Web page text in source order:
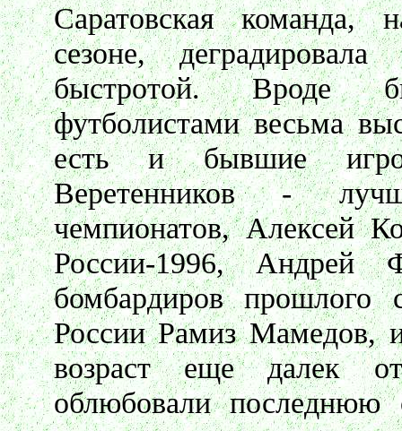
Саратовская
сезоне,
быстротой. Вроде
футболистами весьма
есть и бывшие
Веретенников -
чемпионатов, Алексей
России-1996,
бомбардиров прошлого
России Рамиз Мамедов,
возраст еще далек
облюбовали последнюю